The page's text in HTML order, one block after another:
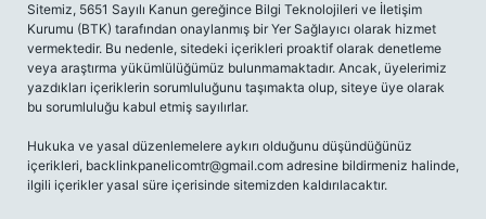
Sitemiz, 5651 Sayılı Kanun gereğince Bilgi Teknolojileri ve İletişim
Kurumu (BTK) tarafından onaylanmış bir Yer Sağlayıcı olarak hizmet
vermektedir. Bu nedenle, sitedeki içerikleri proaktif olarak denetleme
veya araştırma yükümlülüğümüz bulunmamaktadır. Ancak, üyelerimiz
yazdıkları içeriklerin sorumluluğunu taşımakta olup, siteye üye olarak
bu sorumluluğu kabul etmiş sayılırlar.
Hukuka ve yasal düzenlemelere aykırı olduğunu düşündüğünüz
içerikleri, backlinkpanelicomtr@gmail.com adresine bildirmeniz halinde,
ilgili içerikler yasal süre içerisinde sitemizden kaldırılacaktır.